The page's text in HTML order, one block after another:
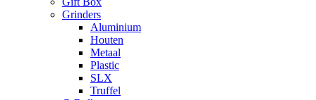
Grinders
Aluminium
Houten
Metaal
Plastic
SLX
Truffel